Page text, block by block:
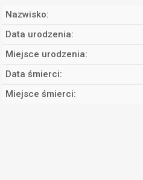
Nazwisko:
Data urodzenia:
Miejsce urodzenia:
Data śmierci:
Miejsce śmierci: